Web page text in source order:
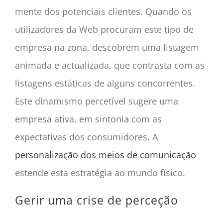
mente dos potenciais clientes. Quando os
utilizadores da Web procuram este tipo de
empresa na zona, descobrem uma listagem
animada e actualizada, que contrasta com as
listagens estáticas de alguns concorrentes.
Este dinamismo percetível sugere uma
empresa ativa, em sintonia com as
expectativas dos consumidores. A
personalização dos meios de comunicação
estende esta estratégia ao mundo físico.
Gerir uma crise de perceção